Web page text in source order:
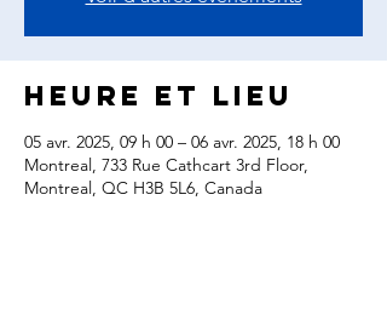
Heure et lieu
05 avr. 2025, 09 h 00 – 06 avr. 2025, 18 h 00
Montreal, 733 Rue Cathcart 3rd Floor,
Montreal, QC H3B 5L6, Canada